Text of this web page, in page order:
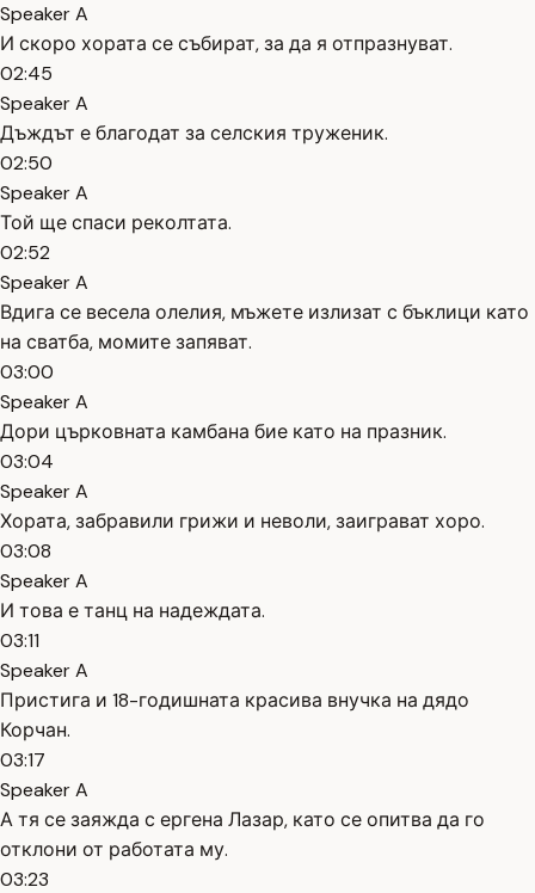
Speaker A
И скоро хората се събират, за да я отпразнуват.
02:45
Speaker A
Дъждът е благодат за селския труженик.
02:50
Speaker A
Той ще спаси реколтата.
02:52
Speaker A
Вдига се весела олелия, мъжете излизат с бъклици като
на сватба, момите запяват.
03:00
Speaker A
Дори църковната камбана бие като на празник.
03:04
Speaker A
Хората, забравили грижи и неволи, заиграват хоро.
03:08
Speaker A
И това е танц на надеждата.
03:11
Speaker A
Пристига и 18-годишната красива внучка на дядо
Корчан.
03:17
Speaker A
А тя се заяжда с ергена Лазар, като се опитва да го
отклони от работата му.
03:23